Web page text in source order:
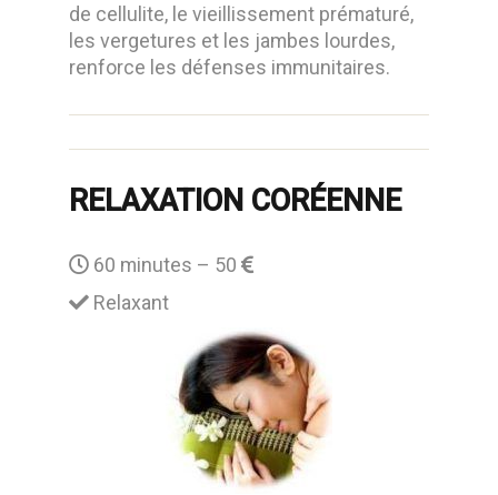
de cellulite, le vieillissement prématuré,
les vergetures et les jambes lourdes,
renforce les défenses immunitaires.
RELAXATION CORÉENNE
60 minutes – 50
Relaxant